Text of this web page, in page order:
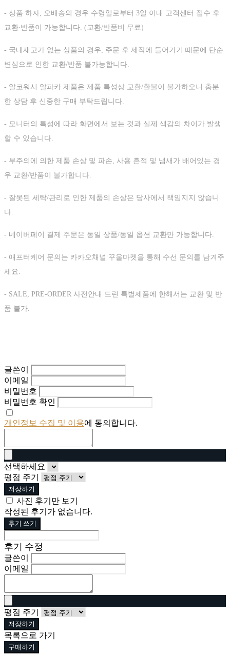
- 상품 하자, 오배송의 경우 수령일로부터 3일 이내 고객센터 접수 후
교환∙반품이 가능합니다. (교환/반품비 무료)
- 국내재고가 없는 상품의 경우, 주문 후 제작에 들어가기 때문에 단순
변심으로 인한 교환/반품 불가능합니다.
- 알코워시 알파카 제품은 제품 특성상 교환/환불이 불가하오니 충분
한 상담 후 신중한 구매 부탁드립니다.
- 모니터의 특성에 따라 화면에서 보는 것과 실제 색감의 차이가 발생
할 수 있습니다.
- 부주의에 의한 제품 손상 및 파손, 사용 흔적 및 냄새가 배어있는 경
우 교환/반품이 불가합니다.
- 잘못된 세탁/관리로 인한 제품의 손상은 당사에서 책임지지 않습니
다.
- 네이버페이 결제 주문은 동일 상품/동일 옵션 교환만 가능합니다.
- 애프터케어 문의는 카카오채널 꾸울마켓을 통해 수선 문의를 남겨주
세요.
- SALE, PRE-ORDER 사전안내 드린 특별제품에 한해서는 교환 및 반
품 불가.
글쓴이
이메일
비밀번호
비밀번호 확인
개인정보 수집 및 이용에 동의합니다.
선택하세요
평점 주기
저장하기
사진 후기만 보기
작성된 후기가 없습니다.
후기 쓰기
후기 수정
글쓴이
이메일
평점 주기
저장하기
목록으로 가기
구매하기